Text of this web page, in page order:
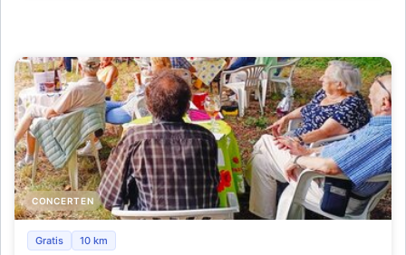
CONCERTEN
Romantisch beiaardconcert in Sint-Catharina
Gratis 10 km